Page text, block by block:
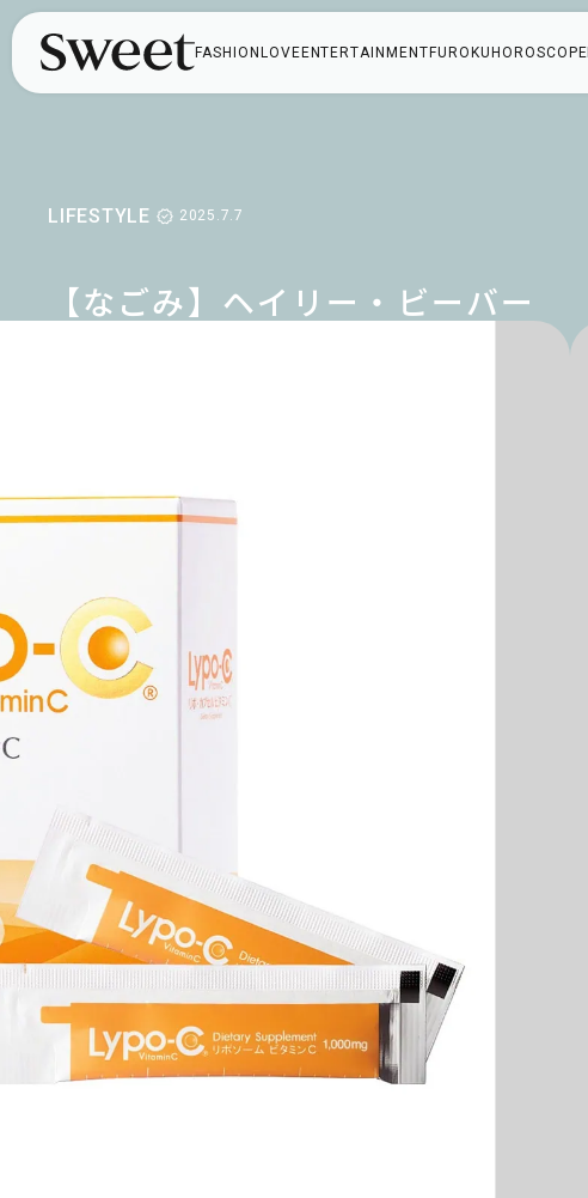
FASHION LOVE ENTERTAINMENT FUROKU HOROSCOPE
LIFESTYLE 2025.7.7
【なごみ】ヘイリー・ビーバー